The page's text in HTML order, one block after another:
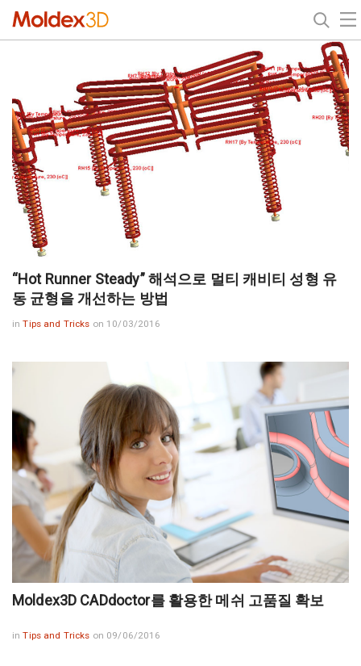
“Hot Runner Steady” 해석으로 멀티 캐비티 성형 유
동 균형을 개선하는 방법
inTips and Tricks on 10/03/2016
Moldex3D CADdoctor를 활용한 메쉬 고품질 확보
inTips and Tricks on 09/06/2016